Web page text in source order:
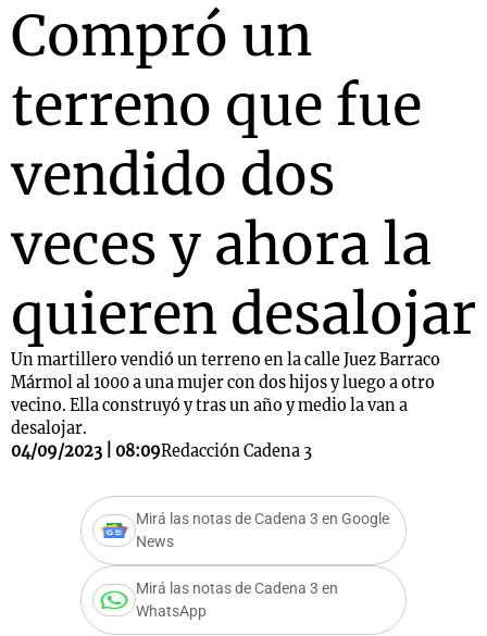
Compró un
terreno que fue
vendido dos
veces y ahora la
quieren desalojar
Un martillero vendió un terreno en la calle Juez Barraco
Mármol al 1000 a una mujer con dos hijos y luego a otro
vecino. Ella construyó y tras un año y medio la van a
desalojar.
04/09/2023 | 08:09Redacción Cadena 3
Mirá las notas de Cadena 3 en Google
News
Mirá las notas de Cadena 3 en
WhatsApp